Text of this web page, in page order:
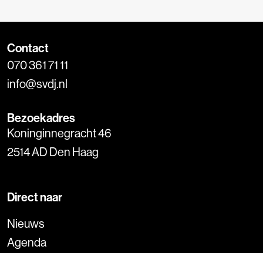
Contact
070 361 71 11
info@svdj.nl
Bezoekadres
Koninginnegracht 46
2514 AD Den Haag
Direct naar
Nieuws
Agenda